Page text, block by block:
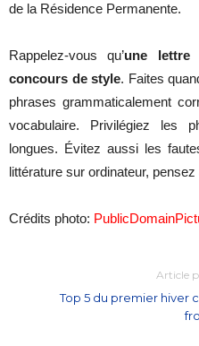
de la Résidence Permanente.
Rappelez-vous qu’une lettre
concours de style. Faites
phrases grammaticalement
vocabulaire. Privilégiez les
longues. Évitez aussi les
littérature sur ordinateur,
Crédits photo:
Article
Top 5 du premier hiver